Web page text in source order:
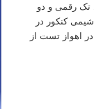
تک رقمی و دو
کنکور در
اهواز تست از